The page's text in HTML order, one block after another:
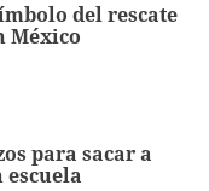
del rescate
México
para sacar a